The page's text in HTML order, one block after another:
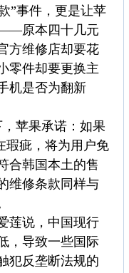
”事件，更是让苹
原本四十几元
方维修店却要花
零件却要更换主
机是否为翻新
苹果承诺：如果
瑕疵，将为用户免
合韩国本土的售
维修条款同样与
莲说，中国现行
，导致一些国际
犯反垄断法规的